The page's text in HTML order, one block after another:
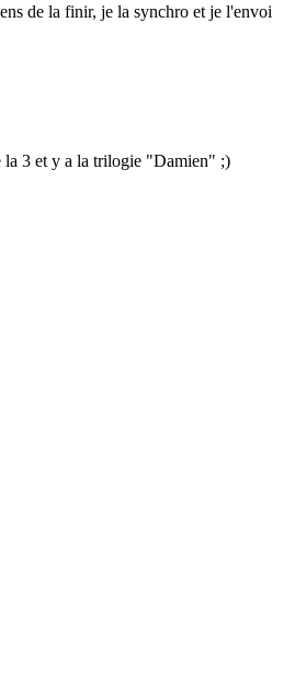
de la finir, je la synchro et je l'envoi
la 3 et y a la trilogie "Damien" ;)